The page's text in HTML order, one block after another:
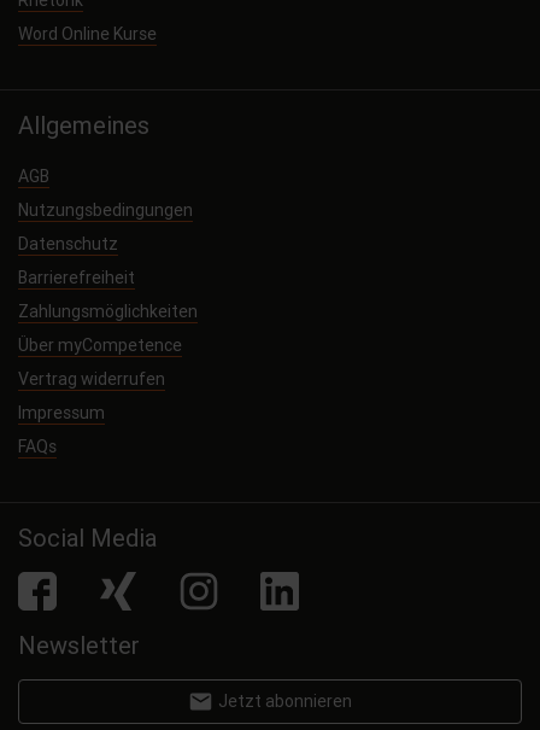
Word Online Kurse
Allgemeines
AGB
Nutzungsbedingungen
Datenschutz
Barrierefreiheit
Zahlungsmöglichkeiten
Über myCompetence
Vertrag widerrufen
Impressum
FAQs
Social Media
facebook Xing Instagram LinkedIn
Newsletter
email Jetzt abonnieren